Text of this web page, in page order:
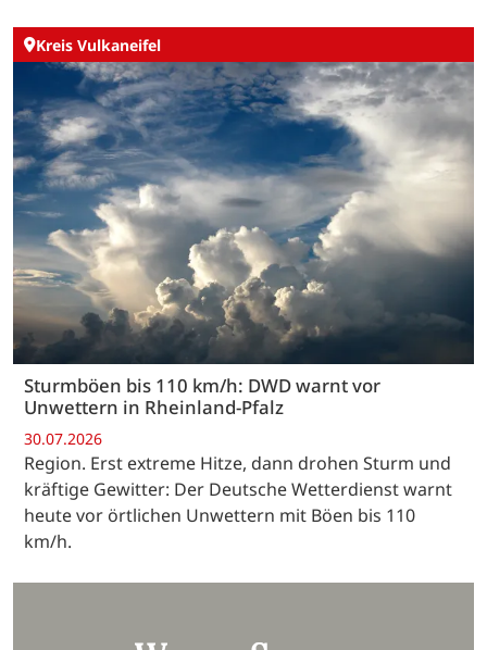
Kreis Vulkaneifel
Sturmböen bis 110 km/h: DWD warnt vor
Unwettern in Rheinland-Pfalz
30.07.2026
Region. Erst extreme Hitze, dann drohen Sturm und
kräftige Gewitter: Der Deutsche Wetterdienst warnt
heute vor örtlichen Unwettern mit Böen bis 110
km/h.